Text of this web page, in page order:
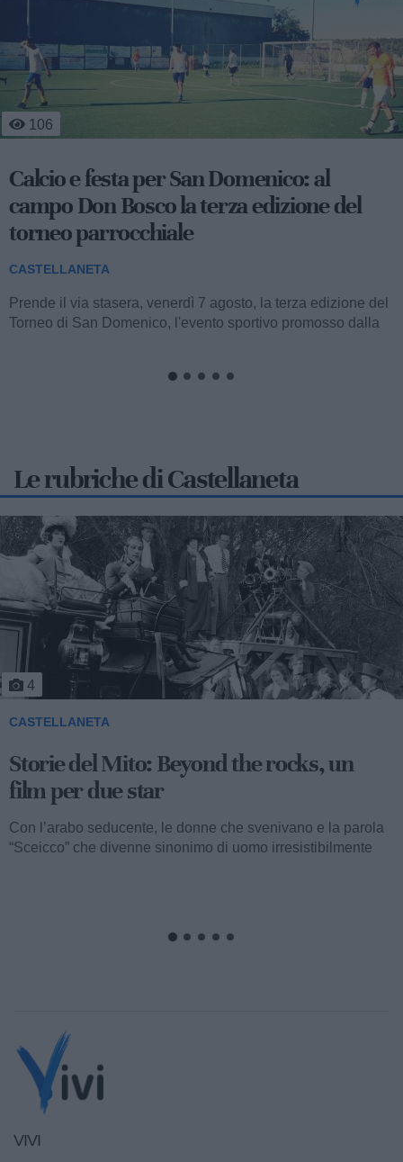
507
Occhiali da sole in dono ai bambini della
Pediatria del San Pio
CASTELLANETA
Stamane, nella struttura semplice di Pediatria dell’ospedale
San Pio di Castellaneta, sono stati donati occhiali da sole ai
bambini in cura....
Le rubriche di Castellaneta
5
CASTELLANETA
Storie del Mito: Uno sceicco esuberante
Valentino fu consacrato attore internazionale, come abbiamo
visto, con il film “I quattro cavalieri dell’Apocalisse”. Così
cominciava...
VIVI